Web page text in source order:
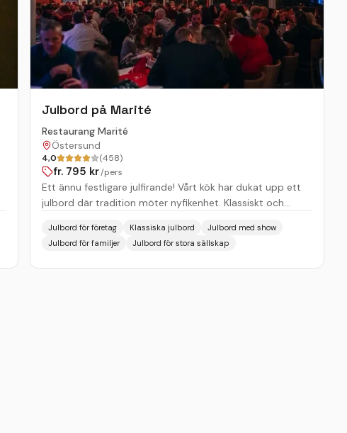
Julbord på Marité
Restaurang Marité
Östersund
4,0 (458)
fr. 795 kr/pers
Ett ännu festligare julfirande! Vårt kök har dukat upp ett
julbord där tradition möter nyfikenhet. Klassiskt och
ho ho”. Kockarna är så taggade att de började rulla
köttbullar samma sekund som krogstråket släckte
lamporna i Juli. Julmaten är en blandning av det moderna
Julbord för företag Klassiska julbord
Julbord med show
Julbord för familjer
Julbord för stora sällskap